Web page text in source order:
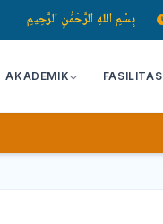
بِسْمِ اللهِ الرَّحْمَٰنِ الرَّحِيمِ
AKADEMIK FASILITAS